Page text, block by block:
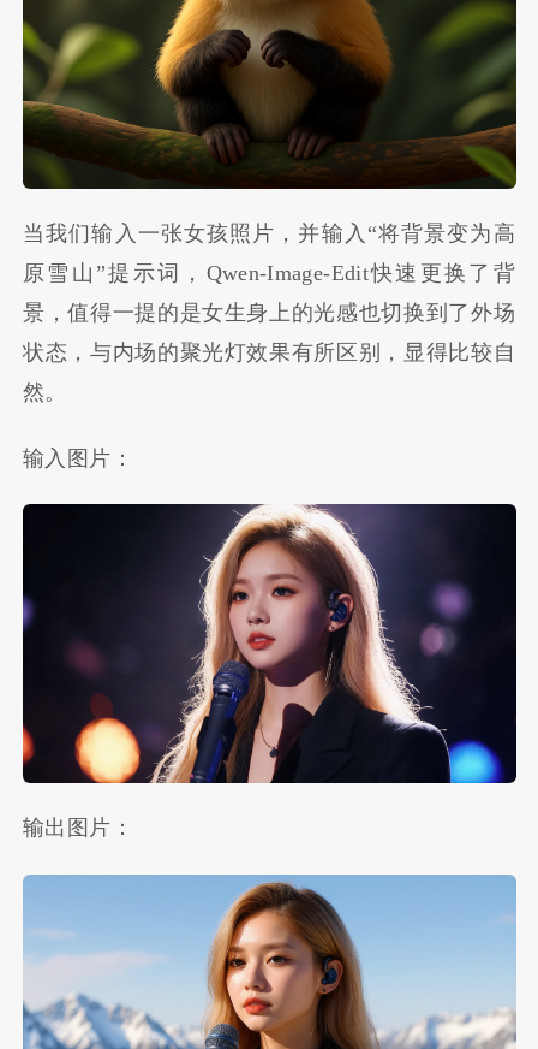
当我们输入一张女孩照片，并输入“将背景变为高
原雪山”提示词，Qwen-Image-Edit快速更换了背
景，值得一提的是女生身上的光感也切换到了外场
状态，与内场的聚光灯效果有所区别，显得比较自
然。
输入图片：
输出图片：